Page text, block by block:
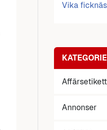
Vika
Affärsetikett
Annonser